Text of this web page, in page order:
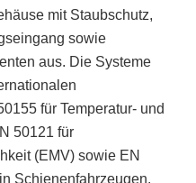
mit Staubschutz,
sowie
aus. Die Systeme
für Temperatur- und
50121 für
(EMV) sowie EN
Schienenfahrzeugen.